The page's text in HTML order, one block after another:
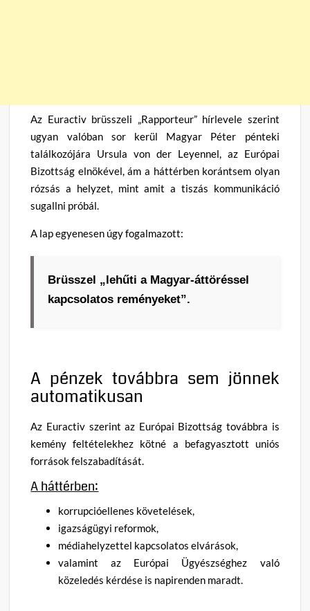
Az Euractiv brüsszeli „Rapporteur” hírlevele szerint
ugyan valóban sor kerül Magyar Péter pénteki
találkozójára Ursula von der Leyennel, az Európai
Bizottság elnökével, ám a háttérben korántsem olyan
rózsás a helyzet, mint amit a tiszás kommunikáció
sugallni próbál.
A lap egyenesen úgy fogalmazott:
Brüsszel „lehűti a Magyar-áttöréssel
kapcsolatos reményeket”.
A pénzek továbbra sem jönnek
automatikusan
Az Euractiv szerint az Európai Bizottság továbbra is
kemény feltételekhez kötné a befagyasztott uniós
források felszabadítását.
A háttérben:
korrupcióellenes követelések,
igazságügyi reformok,
médiahelyzettel kapcsolatos elvárások,
valamint az Európai Ügyészséghez való
közeledés kérdése is napirenden maradt.